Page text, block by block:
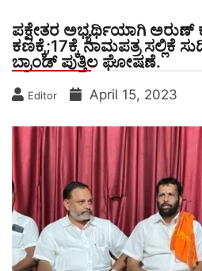
ಪಕ್ಷೇತರ ಅಭ್ಯರ್ಥಿಯಾಗಿ ಅರುಣ್
ಕಣಕ್ಕೆ;17ಕ್ಕೆ ನಾಮಪತ್ರ ಸಲ್ಲಿಕೆ
ಬ್ರಾಂಡ್ ಪುತ್ತಿಲ ಘೋಷಣೆ.
Editor April 15, 2023